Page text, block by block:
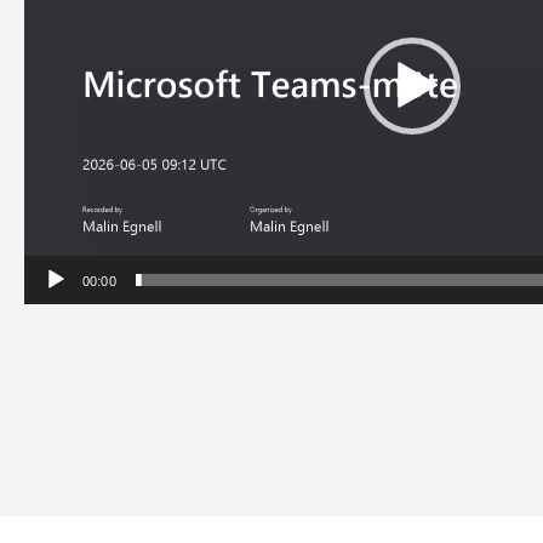
00:00